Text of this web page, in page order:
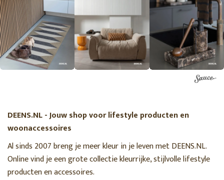
DEENS.NL - Jouw shop voor lifestyle producten en
woonaccessoires
Al sinds 2007 breng je meer kleur in je leven met DEENS.NL.
Online vind je een grote collectie kleurrijke, stijlvolle lifestyle
producten en accessoires.